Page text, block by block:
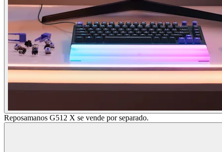
Reposamanos G512 X se vende por separado.